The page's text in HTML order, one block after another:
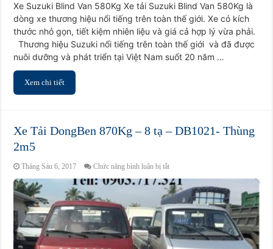
Xe Suzuki Blind Van 580Kg Xe tải Suzuki Blind Van 580Kg là
dòng xe thương hiệu nổi tiếng trên toàn thế giới. Xe có kích
thước nhỏ gọn, tiết kiệm nhiên liệu và giá cả hợp lý vừa phải.
Thương hiệu Suzuki nổi tiếng trên toàn thế giới và đã được
nuôi dưỡng và phát triển tại Việt Nam suốt 20 năm …
Xem chi tiết
Xe Tải DongBen 870Kg – 8 tạ – DB1021- Thùng
2m5
Tháng Sáu 6, 2017 Chức năng bình luận bị tắtở
Xe
Tải
DongBen
870Kg
–
8